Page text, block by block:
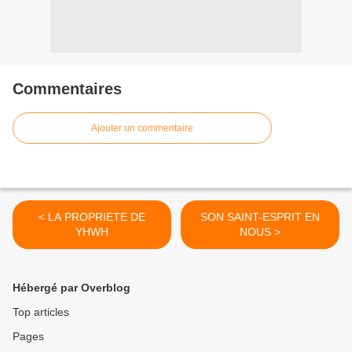
Commentaires
Ajouter un commentaire
< LA PROPRIETE DE
YHWH
SON SAINT-ESPRIT EN
NOUS >
Hébergé par Overblog
Top articles
Pages